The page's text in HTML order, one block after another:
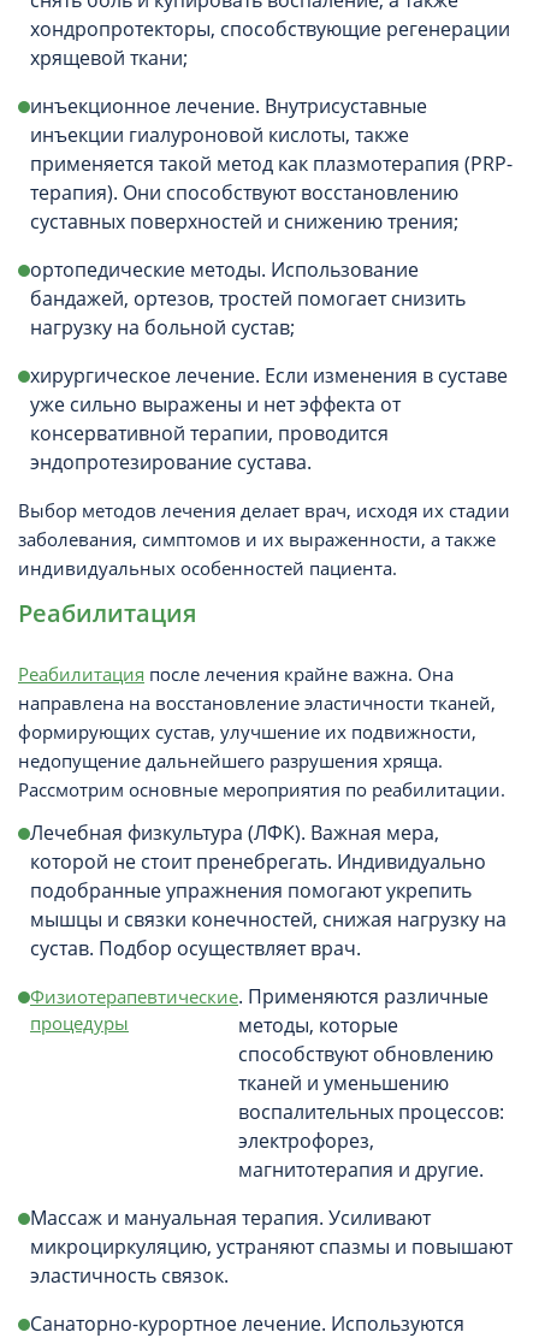
хондропротекторы, способствующие регенерации
хрящевой ткани;
инъекционное лечение. Внутрисуставные
инъекции гиалуроновой кислоты, также
применяется такой метод как плазмотерапия (PRP-
терапия). Они способствуют восстановлению
суставных поверхностей и снижению трения;
ортопедические методы. Использование
бандажей, ортезов, тростей помогает снизить
нагрузку на больной сустав;
хирургическое лечение. Если изменения в суставе
уже сильно выражены и нет эффекта от
консервативной терапии, проводится
эндопротезирование сустава.
Выбор методов лечения делает врач, исходя их стадии
заболевания, симптомов и их выраженности, а также
индивидуальных особенностей пациента.
Реабилитация
Реабилитация после лечения крайне важна. Она
направлена на восстановление эластичности тканей,
формирующих сустав, улучшение их подвижности,
недопущение дальнейшего разрушения хряща.
Рассмотрим основные мероприятия по реабилитации.
Лечебная физкультура (ЛФК). Важная мера,
которой не стоит пренебрегать. Индивидуально
подобранные упражнения помогают укрепить
мышцы и связки конечностей, снижая нагрузку на
сустав. Подбор осуществляет врач.
Физиотерапевтические
процедуры
. Применяются различные
методы, которые
способствуют обновлению
тканей и уменьшению
воспалительных процессов:
электрофорез,
магнитотерапия и другие.
Массаж и мануальная терапия. Усиливают
микроциркуляцию, устраняют спазмы и повышают
эластичность связок.
Санаторно-курортное лечение. Используются